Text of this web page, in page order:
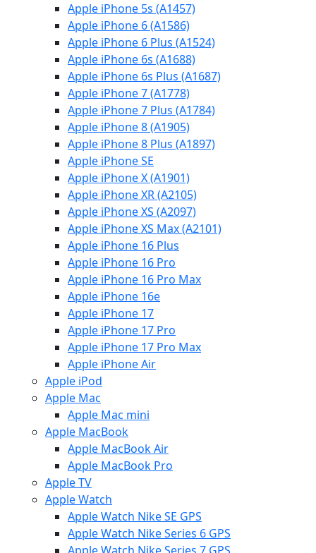
Apple iPhone 5s (A1457)
Apple iPhone 6 (A1586)
Apple iPhone 6 Plus (A1524)
Apple iPhone 6s (A1688)
Apple iPhone 6s Plus (A1687)
Apple iPhone 7 (A1778)
Apple iPhone 7 Plus (A1784)
Apple iPhone 8 (A1905)
Apple iPhone 8 Plus (A1897)
Apple iPhone SE
Apple iPhone X (A1901)
Apple iPhone XR (A2105)
Apple iPhone XS (A2097)
Apple iPhone XS Max (A2101)
Apple iPhone 16 Plus
Apple iPhone 16 Pro
Apple iPhone 16 Pro Max
Apple iPhone 16e
Apple iPhone 17
Apple iPhone 17 Pro
Apple iPhone 17 Pro Max
Apple iPhone Air
Apple iPod
Apple Mac
Apple Mac mini
Apple MacBook
Apple MacBook Air
Apple MacBook Pro
Apple TV
Apple Watch
Apple Watch Nike SE GPS
Apple Watch Nike Series 6 GPS